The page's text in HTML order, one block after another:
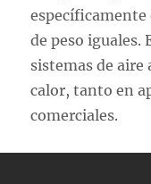
específicamente
de peso
sistemas de aire
calor, tanto en
comerciales.